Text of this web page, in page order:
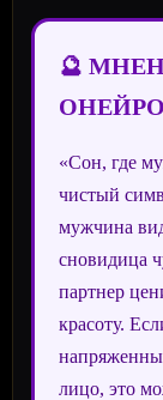
🔮
«Сон, где
чистый
мужчина
сновидица
партнер
красоту.
лицо, это